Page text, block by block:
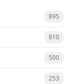
895
810
500
253